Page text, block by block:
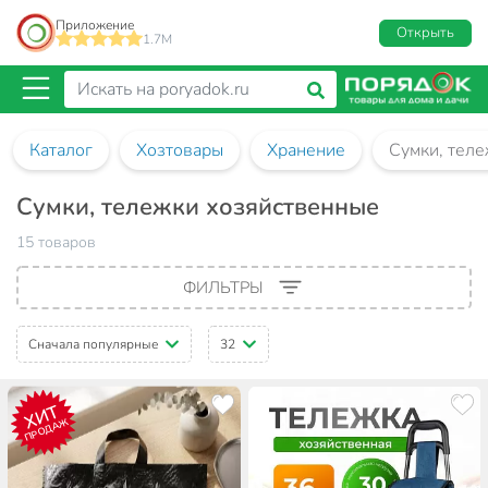
Приложение
1.7M
Открыть
Каталог Хозтовары Хранение Сумки,
Сумки, тележки хозяйственные
15 товаров
ФИЛЬТРЫ
Сначала популярные 32
ХИТ
ПРОДАЖ